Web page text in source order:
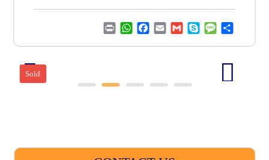
Print WhatsApp
Facebook
EmailGmailSkypeMessage
Sold